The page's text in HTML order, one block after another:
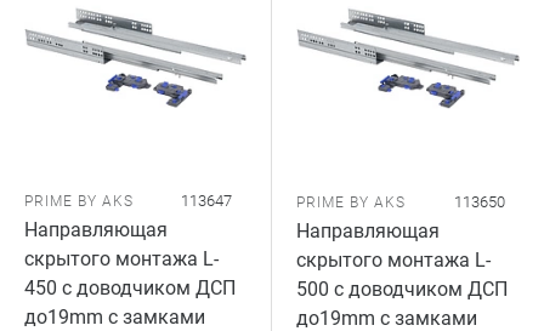
PRIME BY AKS 113647
Направляющая
скрытого монтажа L-
450 с доводчиком ДСП
до19mm с замками
PRIME BY AKS 113650
Направляющая
скрытого монтажа L-
500 с доводчиком ДСП
до19mm с замками